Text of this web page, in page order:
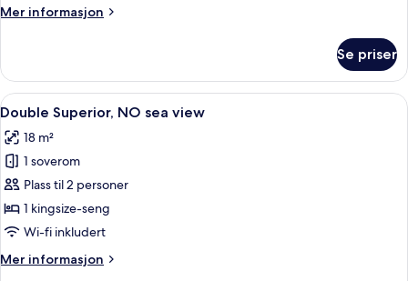
Mer informasjon
Mer
–
superior,
hageutsikt
Se priser
Åpne
alle
bildene
av
Double
Superior,
NO
view
Double Superior, NO sea view | 1
7
Double Superior, NO sea view
18 m²
1 soverom
Plass til 2 personer
1 kingsize-seng
Wi-fi inkludert
Mer informasjon
Mer